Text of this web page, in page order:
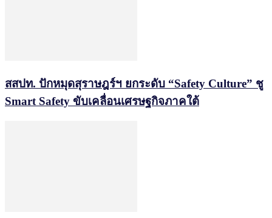
สสปท. ปักหมุดสุราษฎร์ฯ ยกระดับ “Safety Culture” ชู
Smart Safety ขับเคลื่อนเศรษฐกิจภาคใต้